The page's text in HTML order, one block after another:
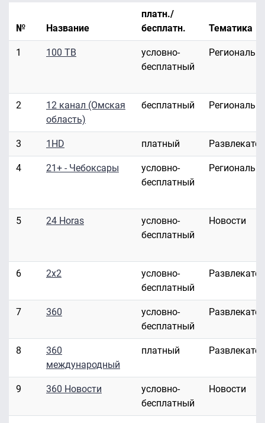
№ Название
платн./
бесплатн.
Тематика
1 100 ТВ
условно-
бесплатный
2
12 канал (Омская
область)
бесплатный
3 1HD платный
4 21+ - Чебоксары
условно-
бесплатный
5 24 Horas
условно-
бесплатный
Новости
6 2x2
условно-
бесплатный
7 360
условно-
бесплатный
8
360
международный
платный
9 360 Новости
условно-
бесплатный
Новости